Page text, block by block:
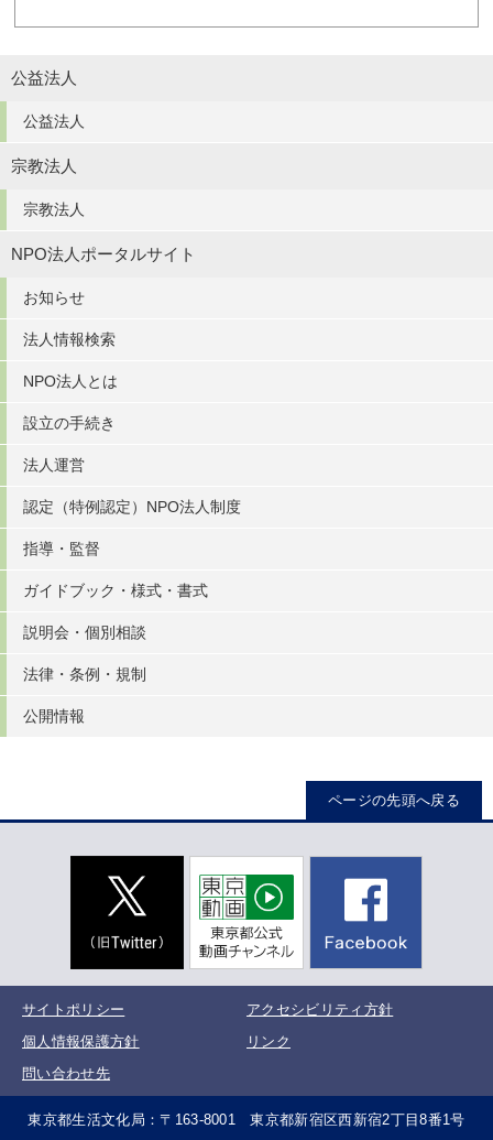
公益法人
公益法人
宗教法人
宗教法人
NPO法人ポータルサイト
お知らせ
法人情報検索
NPO法人とは
設立の手続き
法人運営
認定（特例認定）NPO法人制度
指導・監督
ガイドブック・様式・書式
説明会・個別相談
法律・条例・規制
公開情報
ページの先頭へ戻る
サイトポリシー
アクセシビリティ方針
個人情報保護方針
リンク
問い合わせ先
東京都生活文化局：〒163-8001 東京都新宿区西新宿2丁目8番1号